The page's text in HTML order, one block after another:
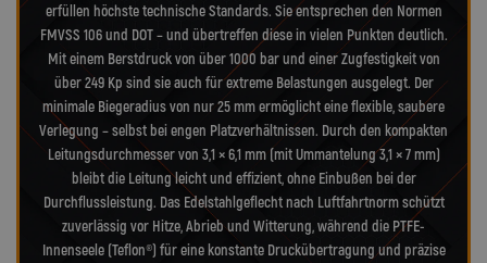
erfüllen höchste technische Standards. Sie entsprechen den Normen
FMVSS 106 und DOT – und übertreffen diese in vielen Punkten deutlich.
Mit einem Berstdruck von über 1000 bar und einer Zugfestigkeit von
über 249 Kp sind sie auch für extreme Belastungen ausgelegt. Der
minimale Biegeradius von nur 25 mm ermöglicht eine flexible, saubere
Verlegung – selbst bei engen Platzverhältnissen. Durch den kompakten
Leitungsdurchmesser von 3,1 × 6,1 mm (mit Ummantelung 3,1 × 7 mm)
bleibt die Leitung leicht und effizient, ohne Einbußen bei der
Durchflussleistung. Das Edelstahlgeflecht nach Luftfahrtnorm schützt
zuverlässig vor Hitze, Abrieb und Witterung, während die PTFE-
Innenseele (Teflon®) für eine konstante Druckübertragung und präzise